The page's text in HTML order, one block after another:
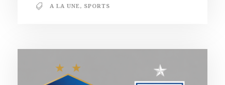
A LA UNE, SPORTS